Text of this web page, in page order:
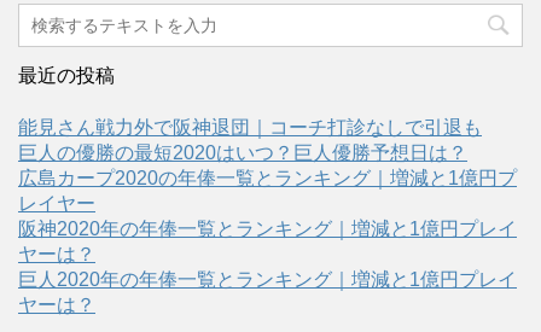
最近の投稿
能見さん戦力外で阪神退団｜コーチ打診なしで引退も
巨人の優勝の最短2020はいつ？巨人優勝予想日は？
広島カープ2020の年俸一覧とランキング｜増減と1億円プ
レイヤー
阪神2020年の年俸一覧とランキング｜増減と1億円プレイ
ヤーは？
巨人2020年の年俸一覧とランキング｜増減と1億円プレイ
ヤーは？